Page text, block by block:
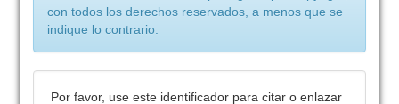
con todos los derechos reservados, a menos que se
indique lo contrario.
Por favor, use este identificador para citar o enlazar